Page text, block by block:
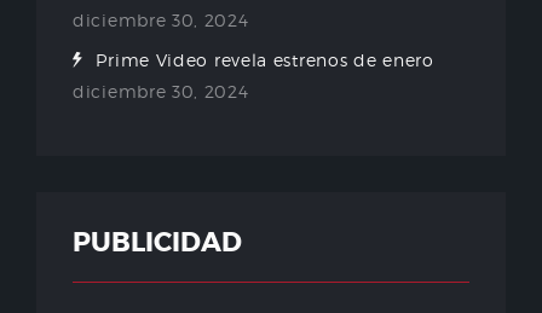
diciembre 30, 2024
Prime Video revela estrenos de enero
diciembre 30, 2024
PUBLICIDAD